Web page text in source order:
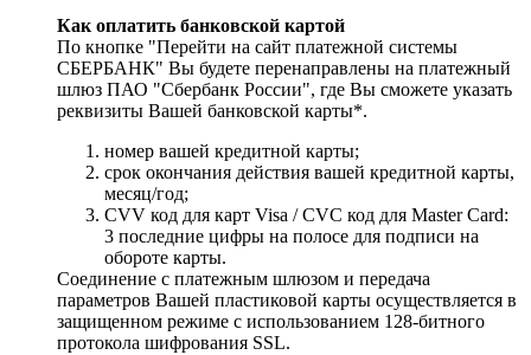
Как оплатить банковской картой
По кнопке "Перейти на сайт платежной системы
СБЕРБАНК" Вы будете перенаправлены на платежный
шлюз ПАО "Сбербанк России", где Вы сможете указать
реквизиты Вашей банковской карты*.
номер вашей кредитной карты;
cрок окончания действия вашей кредитной карты,
месяц/год;
CVV код для карт Visa / CVC код для Master Card:
3 последние цифры на полосе для подписи на
обороте карты.
Соединение с платежным шлюзом и передача
параметров Вашей пластиковой карты осуществляется в
защищенном режиме с использованием 128-битного
протокола шифрования SSL.